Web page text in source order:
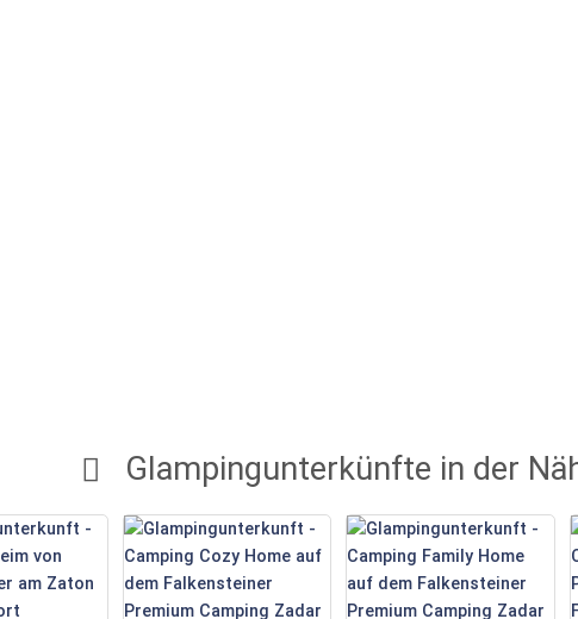
Glampingunterkünfte in der